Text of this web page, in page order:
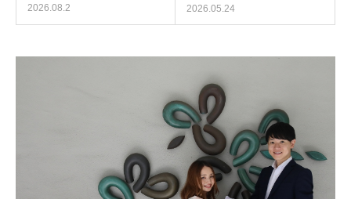
2026.08.2 2026.05.24